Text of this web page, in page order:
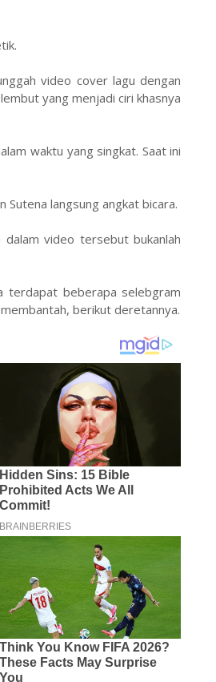
video cover lagu dengan
yang menjadi ciri khasnya
waktu yang singkat. Saat ini
Sutena langsung angkat bicara.
video tersebut bukanlah
terdapat beberapa selebgram
berikut deretannya.